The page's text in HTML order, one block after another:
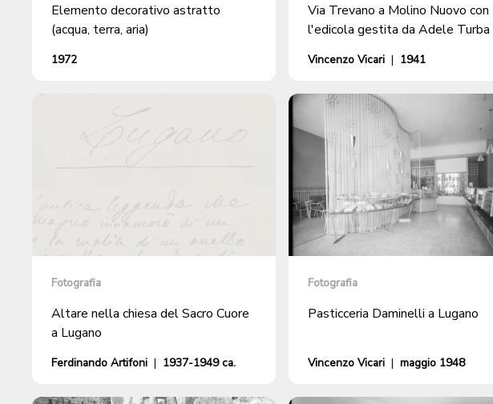
Elemento decorativo astratto
(acqua, terra, aria)
1972
Via Trevano a Molino Nuovo con
l'edicola gestita da Adele Turba
Vincenzo Vicari | 1941
Fotografia
Altare nella chiesa del Sacro Cuore
a Lugano
Ferdinando Artifoni | 1937-1949 ca.
Fotografia
Pasticceria Daminelli a Lugano
Vincenzo Vicari | maggio 1948